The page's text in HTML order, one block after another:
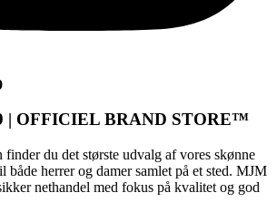
| OFFICIEL BRAND STORE™
du det største udvalg af vores skønne
både herrer og damer samlet på et sted. MJM
nethandel med fokus på kvalitet og god